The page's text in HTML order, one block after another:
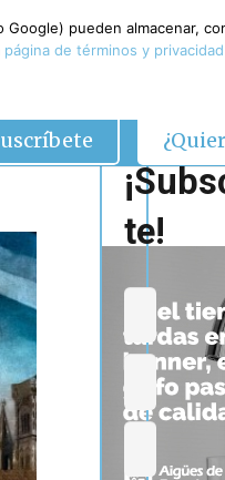
te!
pueden almacenar,
página de términos y